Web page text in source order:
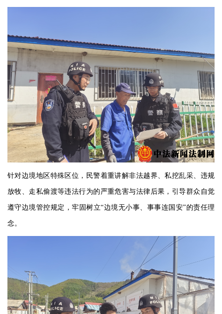
针对边境地区特殊区位，民警着重讲解非法越界、私挖乱采、违规
放牧、走私偷渡等违法行为的严重危害与法律后果，引导群众自觉
遵守边境管控规定，牢固树立“边境无小事、事事连国安”的责任理
念。